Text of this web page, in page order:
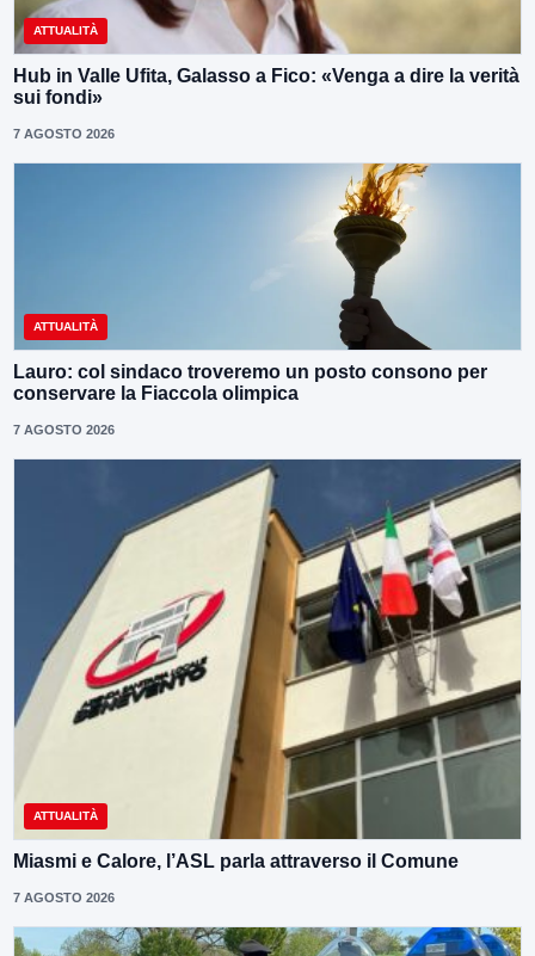
ATTUALITÀ
Hub in Valle Ufita, Galasso a Fico: «Venga a dire la verità
sui fondi»
7 AGOSTO 2026
ATTUALITÀ
Lauro: col sindaco troveremo un posto consono per
conservare la Fiaccola olimpica
7 AGOSTO 2026
ATTUALITÀ
Miasmi e Calore, l’ASL parla attraverso il Comune
7 AGOSTO 2026